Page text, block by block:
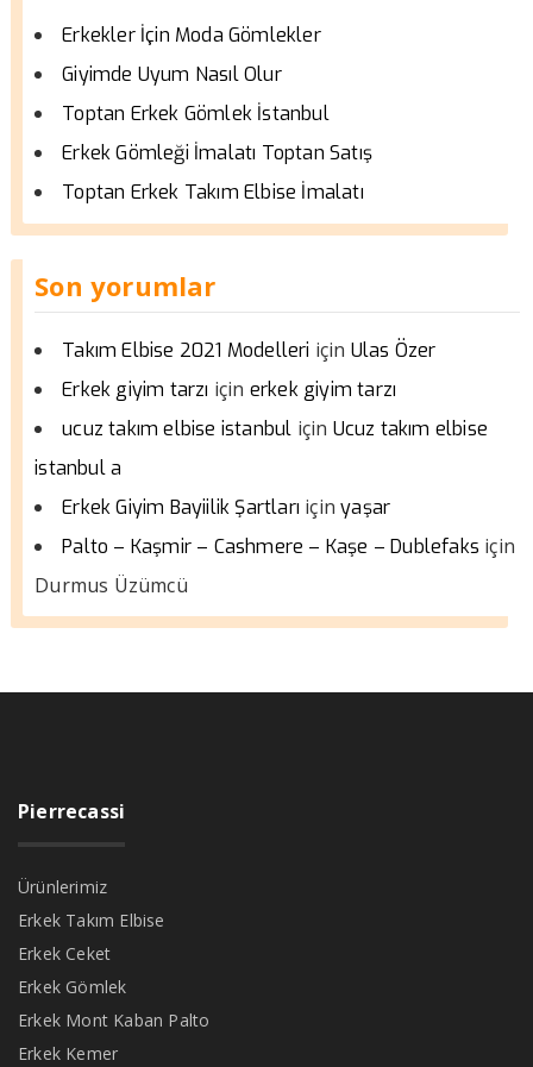
Erkekler İçin Moda Gömlekler
Giyimde Uyum Nasıl Olur
Toptan Erkek Gömlek İstanbul
Erkek Gömleği İmalatı Toptan Satış
Toptan Erkek Takım Elbise İmalatı
Son yorumlar
Takım Elbise 2021 Modelleri için Ulas Özer
Erkek giyim tarzı için erkek giyim tarzı
ucuz takım elbise istanbul için Ucuz takım elbise
istanbul a
Erkek Giyim Bayiilik Şartları içinyaşar
Palto – Kaşmir – Cashmere – Kaşe – Dublefaks için
Durmus Üzümcü
Pierrecassi
Ürünlerimiz
Erkek Takım Elbise
Erkek Ceket
Erkek Gömlek
Erkek Mont Kaban Palto
Erkek Kemer